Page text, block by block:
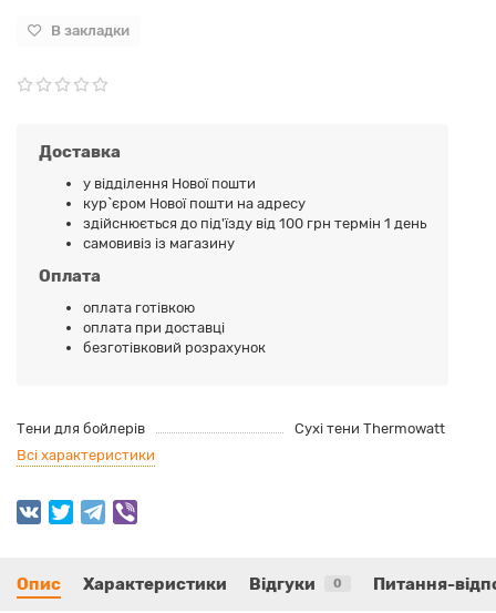
В закладки
Доставка
у відділення Нової пошти
кур`єром Нової пошти на адресу
здійснюється до під'їзду від 100 грн термін 1 день
самовивіз із магазину
Оплата
оплата готівкою
оплата при доставці
безготівковий розрахунок
Тени для бойлерів
Сухі тени Thermowatt
Всі характеристики
Опис Характеристики Відгуки 0 Питання-